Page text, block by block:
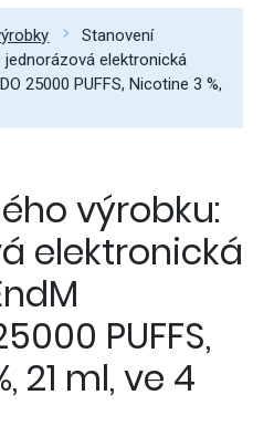
Stanovení
elektronická
25000 PUFFS, Nicotine 3 %,
výrobku:
elektronická
PUFFS,
21 ml, ve 4